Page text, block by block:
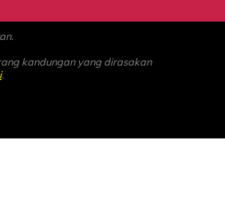
kandungan yang dirasakan
.